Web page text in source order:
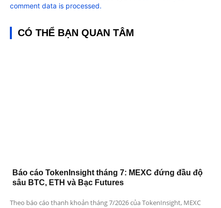
comment data is processed.
CÓ THỂ BẠN QUAN TÂM
Báo cáo TokenInsight tháng 7: MEXC đứng đầu độ
sâu BTC, ETH và Bạc Futures
Theo báo cáo thanh khoản tháng 7/2026 của TokenInsight, MEXC